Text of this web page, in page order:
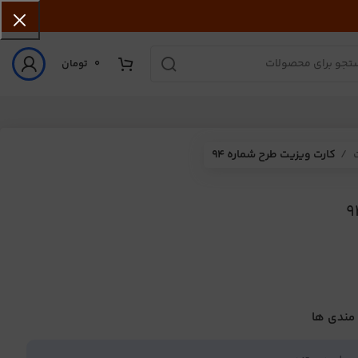
0 تومان
کارت ویزیت طرح شماره 94
مندی ها